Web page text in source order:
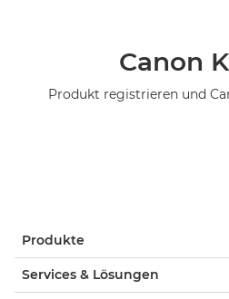
Canon
Produkt registrieren und
Produkte
Services & Lösungen